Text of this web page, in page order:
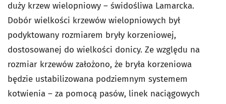
duży krzew wielopniowy – świdośliwa Lamarcka.
Dobór wielkości krzewów wielopniowych był
podyktowany rozmiarem bryły korzeniowej,
dostosowanej do wielkości donicy. Ze względu na
rozmiar krzewów założono, że bryła korzeniowa
będzie ustabilizowana podziemnym systemem
kotwienia – za pomocą pasów, linek naciągowych